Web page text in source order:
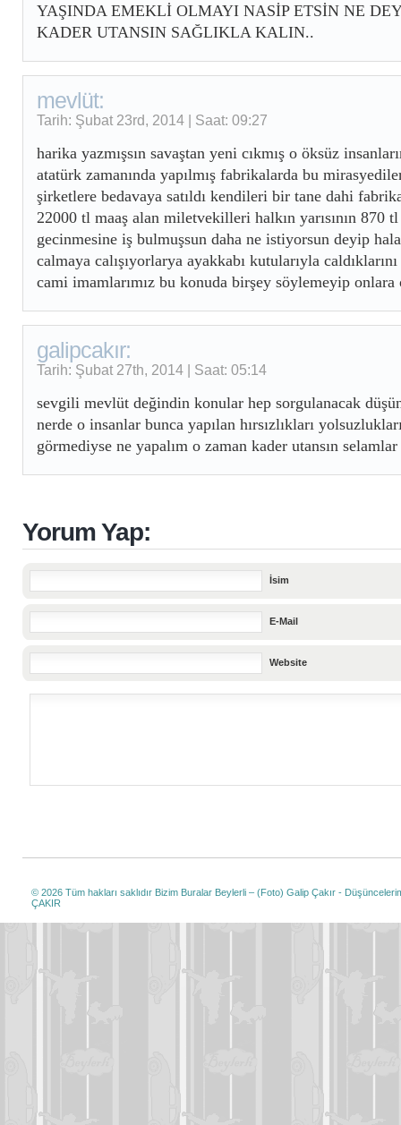
YAŞINDA EMEKLİ OLMAYI NASİP ETSİN NE
KADER UTANSIN SAĞLIKLA KALIN..
mevlüt:
Tarih: Şubat 23rd, 2014 | Saat: 09:27
harika yazmışsın savaştan yeni cıkmış o öksüz
atatürk zamanında yapılmış fabrikalarda bu
şirketlere bedavaya satıldı kendileri bir tane dahi
22000 tl maaş alan miletvekilleri halkın yarısının 870
gecinmesine iş bulmuşsun daha ne istiyorsun deyip
calmaya calışıyorlarya ayakkabı kutularıyla
cami imamlarımız bu konuda birşey söylemeyip
galipcakır:
Tarih: Şubat 27th, 2014 | Saat: 05:14
sevgili mevlüt değindin konular hep sorgulanacak
nerde o insanlar bunca yapılan hırsızlıkları
görmediyse ne yapalım o zaman kader utansın selamlar
Yorum Yap:
İsim
E-Mail
Website
© 2026 Tüm hakları saklıdır Bizim Buralar Beylerli – (Foto) Galip Çakır -
ÇAKIR